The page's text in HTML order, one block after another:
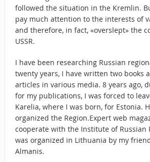
followed the situation in the Kremlin.
pay much attention to the interests of
and therefore, in fact, «overslept» the
USSR.
I have been researching Russian
twenty years, I have written two books
articles in various media. 8 years ago,
for my publications, I was forced to
Karelia, where I was born, for Estonia.
organized the Region.Expert web
cooperate with the Institute of Russian
was organized in Lithuania by my
Almanis.